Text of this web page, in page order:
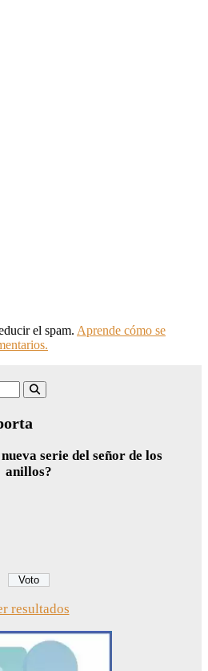
el spam. Aprende cómo se
serie del señor de los
anillos?
resultados